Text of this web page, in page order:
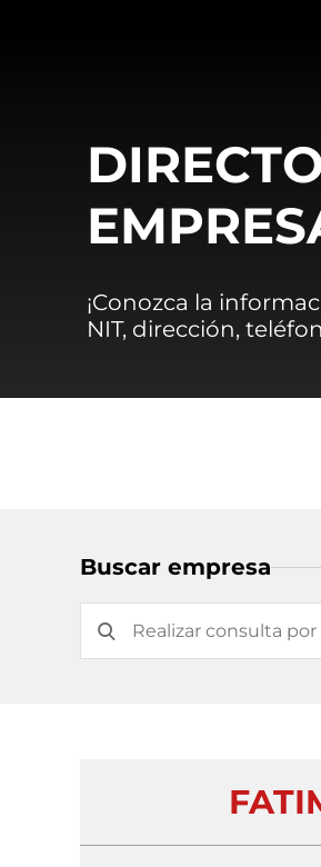
¡Conozca la
NIT, dirección,
Buscar empresa